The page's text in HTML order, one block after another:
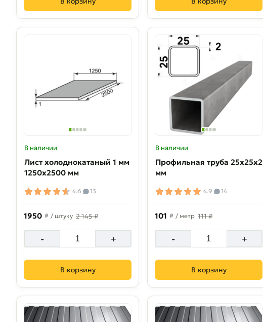
В наличии
Лист холоднокатаный 1 мм
1250х2500 мм
4.6 13
1950 ₽ / штуку 2 145 ₽
- +
В корзину
В наличии
Профильная труба 25х25х2
мм
4.9 14
101 ₽ / метр 111 ₽
- +
В корзину